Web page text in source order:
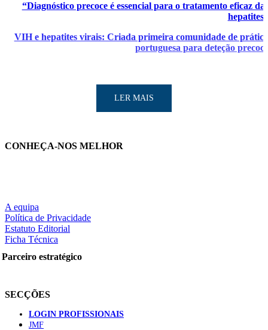
“Diagnóstico precoce é essencial para o tratamento eficaz das
hepatites”
VIH e hepatites virais: Criada primeira comunidade de prática
portuguesa para deteção precoce
Partilhe nas redes sociais:
LER MAIS
CONHEÇA-NOS MELHOR
A equipa
Política de Privacidade
Estatuto Editorial
Ficha Técnica
Parceiro estratégico
SECÇÕES
LOGIN PROFISSIONAIS
JMF